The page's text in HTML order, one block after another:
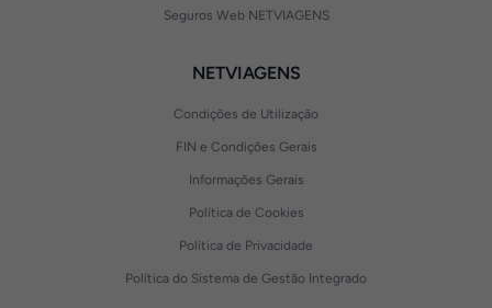
Seguros Web NETVIAGENS
NETVIAGENS
Condições de Utilização
FIN e Condições Gerais
Informações Gerais
Política de Cookies
Política de Privacidade
Política do Sistema de Gestão Integrado